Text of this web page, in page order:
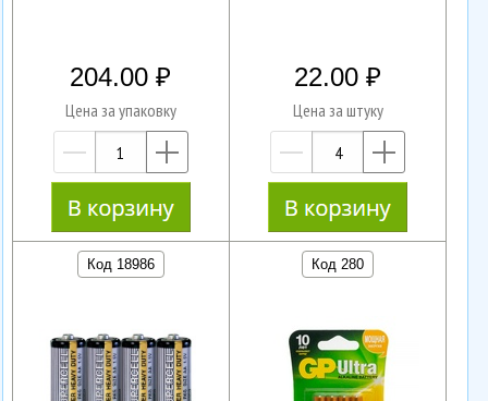
204.00
Цена за упаковку
—
22.00
Цена за штуку
—
Код 18986 Код 280